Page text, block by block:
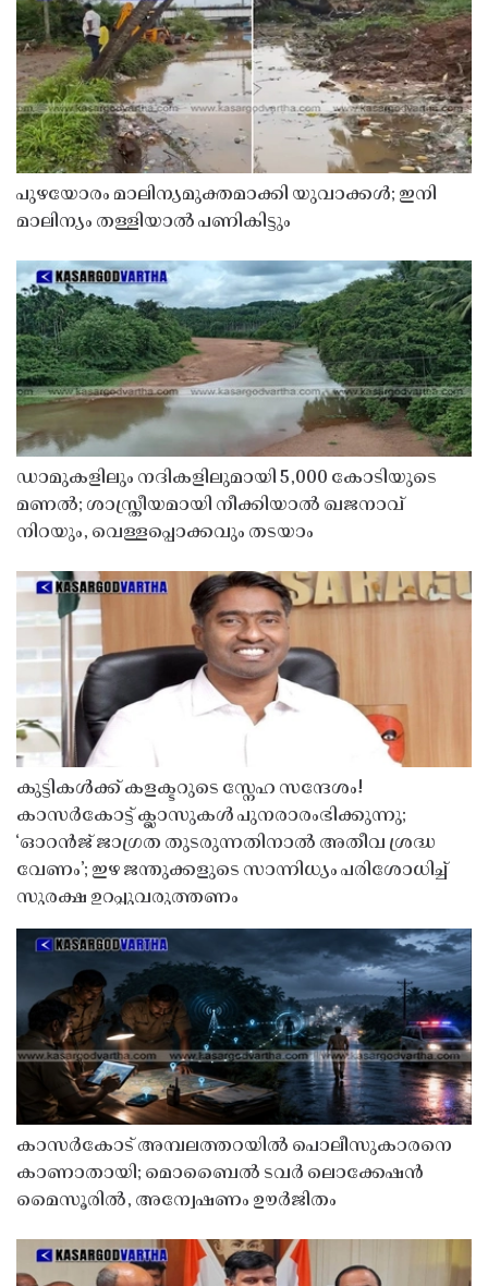
പുഴയോരം മാലിന്യമുക്തമാക്കി യുവാക്കൾ; ഇനി
മാലിന്യം തള്ളിയാൽ പണികിട്ടും
ഡാമുകളിലും നദികളിലുമായി 5,000 കോടിയുടെ
മണൽ; ശാസ്ത്രീയമായി നീക്കിയാൽ ഖജനാവ്
നിറയും, വെള്ളപ്പൊക്കവും തടയാം
കുട്ടികൾക്ക് കളക്ടറുടെ സ്നേഹ സന്ദേശം!
കാസർകോട്ട് ക്ലാസുകൾ പുനരാരംഭിക്കുന്നു;
‘ഓറൻജ് ജാഗ്രത തുടരുന്നതിനാൽ അതീവ ശ്രദ്ധ
വേണം’; ഇഴ ജന്തുക്കളുടെ സാന്നിധ്യം പരിശോധിച്ച്
സുരക്ഷ ഉറപ്പുവരുത്തണം
കാസർകോട് അമ്പലത്തറയിൽ പൊലീസുകാരനെ
കാണാതായി; മൊബൈൽ ടവർ ലൊക്കേഷൻ
മൈസൂരിൽ, അന്വേഷണം ഊർജിതം